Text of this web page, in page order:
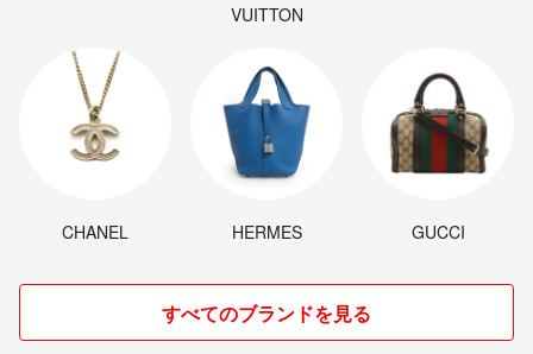
VUITTON
CHANEL HERMES GUCCI
すべてのブランドを見る